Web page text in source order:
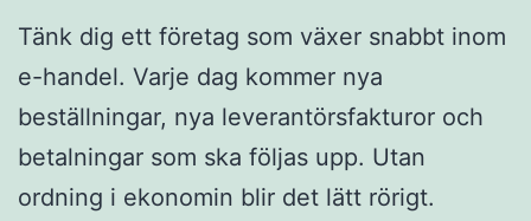
Tänk dig ett företag som växer snabbt inom
e-handel. Varje dag kommer nya
beställningar, nya leverantörsfakturor och
betalningar som ska följas upp. Utan
ordning i ekonomin blir det lätt rörigt.